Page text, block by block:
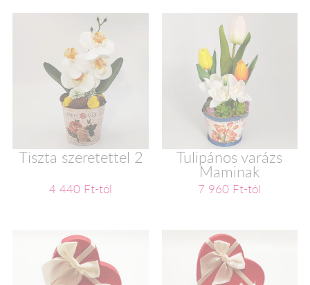
Tiszta szeretettel 2
4 440 Ft-tól
Tulipános varázs
Maminak
7 960 Ft-tól